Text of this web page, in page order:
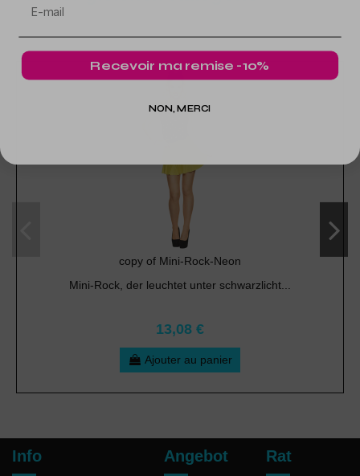
copy of Mini-Rock-Neon
Mini-Rock, der leuchtet unter schwarzlicht...
13,08 €
Ajouter au panier
Info Angebot Rat
Recevoir ma remise -10%
NON, MERCI